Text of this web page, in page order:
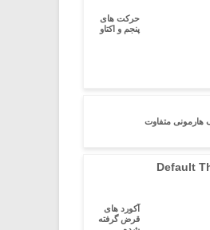
حرکت های
پنجم و اکتاو
هارمونی متفاوت
آکورد های
قرض گرفته